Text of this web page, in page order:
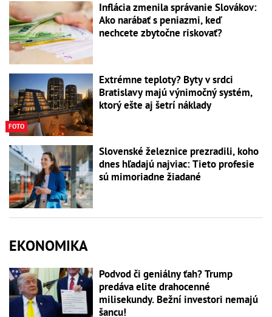
Inflácia zmenila správanie Slovákov:
Ako narábať s peniazmi, keď
nechcete zbytočne riskovať?
FOTO
Extrémne teploty? Byty v srdci
Bratislavy majú výnimočný systém,
ktorý ešte aj šetrí náklady
Slovenské železnice prezradili, koho
dnes hľadajú najviac: Tieto profesie
sú mimoriadne žiadané
EKONOMIKA
Podvod či geniálny ťah? Trump
predáva elite drahocenné
milisekundy. Bežní investori nemajú
šancu!